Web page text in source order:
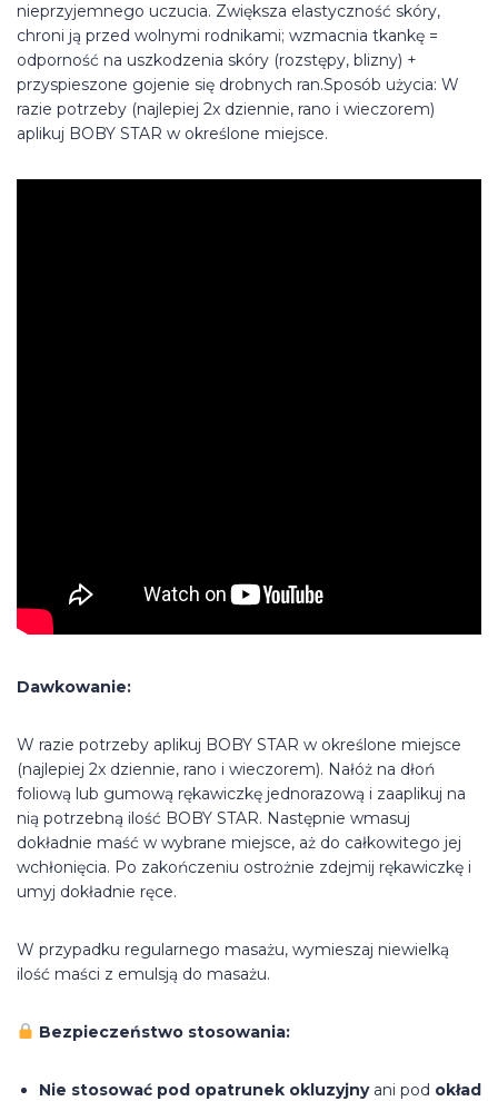
nieprzyjemnego uczucia. Zwiększa elastyczność skóry,
chroni ją przed wolnymi rodnikami; wzmacnia tkankę =
odporność na uszkodzenia skóry (rozstępy, blizny) +
przyspieszone gojenie się drobnych ran.Sposób użycia: W
razie potrzeby (najlepiej 2x dziennie, rano i wieczorem)
aplikuj BOBY STAR w określone miejsce.
Dawkowanie:
W razie potrzeby aplikuj BOBY STAR w określone miejsce
(najlepiej 2x dziennie, rano i wieczorem). Nałóż na dłoń
foliową lub gumową rękawiczkę jednorazową i zaaplikuj na
nią potrzebną ilość BOBY STAR. Następnie wmasuj
dokładnie maść w wybrane miejsce, aż do całkowitego jej
wchłonięcia. Po zakończeniu ostrożnie zdejmij rękawiczkę i
umyj dokładnie ręce.
W przypadku regularnego masażu, wymieszaj niewielką
ilość maści z emulsją do masażu.
Bezpieczeństwo stosowania:
Nie stosować pod opatrunek okluzyjnyani pod okład